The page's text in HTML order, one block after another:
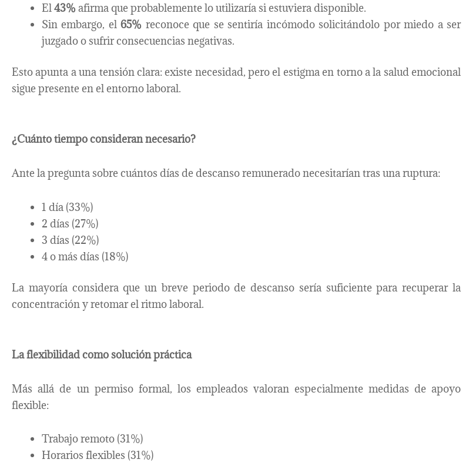
El43% afirma que probablemente lo utilizaría si estuviera disponible.
Sin embargo, el65% reconoce que se sentiría incómodo solicitándolo por miedo a ser
juzgado o sufrir consecuencias negativas.
Esto apunta a una tensión clara: existe necesidad, pero el estigma en torno a la salud emocional
sigue presente en el entorno laboral.
¿Cuánto tiempo consideran necesario?
Ante la pregunta sobre cuántos días de descanso remunerado necesitarían tras una ruptura:
1 día (33%)
2 días (27%)
3 días (22%)
4 o más días (18%)
La mayoría considera que un breve periodo de descanso sería suficiente para recuperar la
concentración y retomar el ritmo laboral.
La flexibilidad como solución práctica
Más allá de un permiso formal, los empleados valoran especialmente medidas de apoyo
flexible:
Trabajo remoto (31%)
Horarios flexibles (31%)